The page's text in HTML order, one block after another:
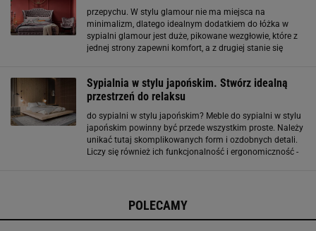
przepychu. W stylu glamour nie ma miejsca na
minimalizm, dlatego idealnym dodatkiem do łóżka w
sypialni glamour jest duże, pikowane wezgłowie, które z
jednej strony zapewni komfort, a z drugiej stanie się
być
Sypialnia w stylu japońskim. Stwórz idealną
przestrzeń do relaksu
do sypialni w stylu japońskim? Meble do sypialni w stylu
japońskim powinny być przede wszystkim proste. Należy
unikać tutaj skomplikowanych form i ozdobnych detali.
Liczy się również ich funkcjonalność i ergonomiczność -
POLECAMY